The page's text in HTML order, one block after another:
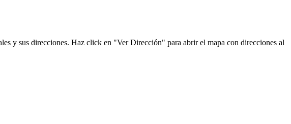
y sus direcciones. Haz click en "Ver Dirección" para abrir el mapa con direcciones al